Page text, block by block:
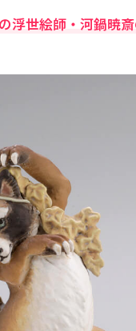
浮世絵師・河鍋暁